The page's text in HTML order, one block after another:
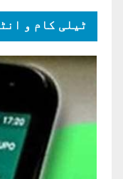
ٹیلی کام و